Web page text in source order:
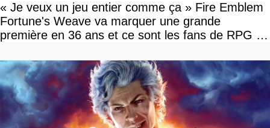
« Je veux un jeu entier comme ça » Fire Emblem
Fortune's Weave va marquer une grande
première en 36 ans et ce sont les fans de RPG en